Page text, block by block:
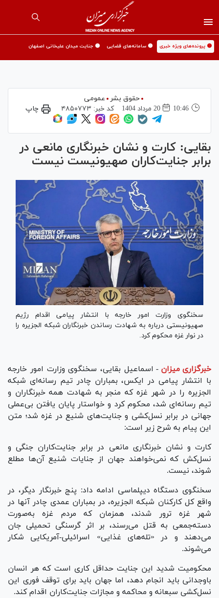
🟡 پرونده‌های ویژه خبری 🟡 سامانه‌های قضایی 🟡 جنایت میدان علیخانی اصفهان
حقوق بشر
عمومی
10:46
20 مرداد 1404 کد خبر: ۴۸۵۰۷۷۳ چاپ
بقایی: کارت و نشان خبرنگاری مانعی در
برابر جنایت‌کاران صهیونیست نیست
سخنگوی وزارت امور خارجه با انتشار پیامی اقدام رژیم
صهیونیستی درباره به شهادت رساندن خبرنگاران شبکه الجزیره را
در نوار غزه محکوم کرد.
خبرگزاری میزان - اسماعیل بقایی، سخنگوی وزارت امور خارجه
با انتشار پیامی در ایکس، بمباران چادر تیم رسانه‌ای شبکه
الجزیره را در شهر غزه که منجر به شهادت همه خبرنگاران و
تیم رسانه‌ای شد، محکوم کرد و خواستار پایان یافتن بی‌عملی
جهانی در برابر نسل‌کشی و جنایت‌های شنیع در غزه شد؛ متن
این پیام به شرح زیر است:
کارت و نشان خبرنگاری مانعی در برابر جنایت‌کاران جنگی و
نسل‌کش که نمی‌خواهند جهان از جنایات شنیع آن‌ها مطلع
شوند، نیست.
سخنگوی دستگاه دیپلماسی ادامه داد: پنج خبرنگار دیگر، در
واقع کل کارکنان شبکه الجزیره، در بمباران عمدی چادر آن‎ها در
شهر غزه ترور شدند، همزمان که مردم غزه به‌صورت
دسته‌جمعی به قتل می‌رسند، بر اثر گرسنگی تحمیلی جان
می‌دهند و در «تله‌های غذایی» اسرائیلی-آمریکایی شکار
می‌شوند.
محکومیت شدید این جنایت حداقل کاری است که هر انسان
باوجدانی باید انجام دهد، اما جهان باید برای توقف فوری این
نسل‌کشی سبعانه و محاکمه و مجازات جنایت‌کاران اقدام کند.